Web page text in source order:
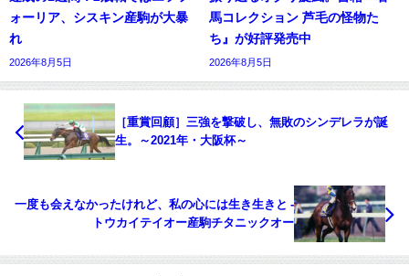
ォーリア、シスキン産駒が大暴
れ
2026年8月5日
馬コレクション 芦毛の怪物た
ち』が好評発売中
2026年8月5日
［重賞回顧］三強を撃破し、無敗のシンデレラが誕
生。～2021年・大阪杯～
一度も会えなかったけれど、私の心には生き生きと -
トウカイテイオー産駒チタニックオー